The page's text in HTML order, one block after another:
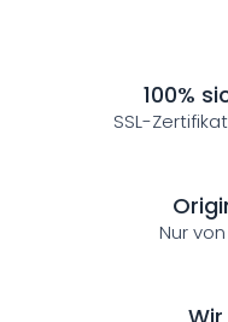
100%
SSL-
Nur